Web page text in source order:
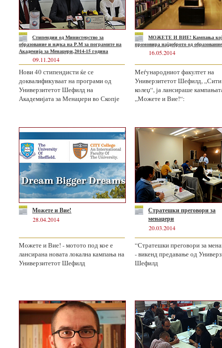
Стипендии од Министерство за
образование и наука на Р.М за пограмите на
Академија за Менаџери,2014-15 година
09.11.2014
Нови 40 стипендисти ќе се
доквалификуваат на програми од
Универзитетот Шефилд на
Академијата за Менаџери во Скопје
МОЖЕТЕ И ВИЕ! Кампања
промовира најдобротоод
16.05.2014
Mеѓународниот факултет на
Универзитетот Шефилд, „Сити
колеџ“, ја лансираше
„Можете и Вие!“:
Можете и Вие!
28.04.2014
Можете и Вие! - мотото под кое е
лансирана новата локална кампања на
Универзитетот Шефилд
Стратешки преговори за
менаџери
20.03.2014
“Стратешки преговори за
- викенд предавање од
Шефилд